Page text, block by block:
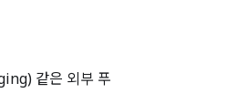
같은 외부 푸